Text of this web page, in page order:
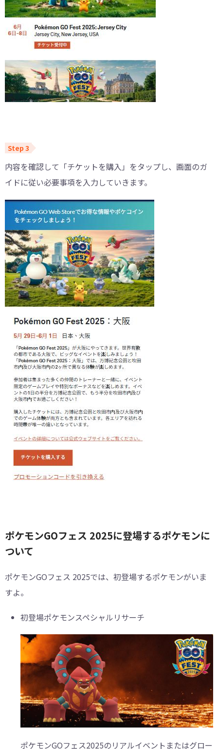
内容を確認して「チケットを購入」をタップし、画面のガ
イドに従い必要事項を入力していきます。
ポケモンGOフェス 2025に登場するポケモンに
ついて
ポケモンGOフェス 2025では、初登場するポケモンがいま
すよ。
初登場ポケモンスペシャルリサーチ
ポケモンGOフェス2025のリアルイベントまたはグロー